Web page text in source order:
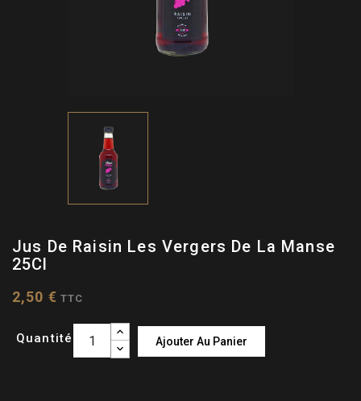
Jus De Raisin Les Vergers De La Manse
25Cl
2,50 € TTC
Quantité Ajouter Au Panier